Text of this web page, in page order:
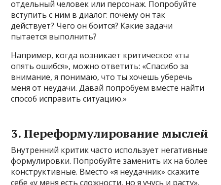
отдельный человек или персонаж. Попробуйте
вступить с ним в диалог: почему он так
действует? Чего он боится? Какие задачи
пытается выполнить?
Например, когда возникает критическое «ты
опять ошибся», можно ответить: «Спасибо за
внимание, я понимаю, что ты хочешь уберечь
меня от неудачи. Давай попробуем вместе найти
способ исправить ситуацию.»
3. Переформулирование мыслей
Внутренний критик часто использует негативные
формулировки. Попробуйте заменить их на более
конструктивные. Вместо «я неудачник» скажите
себе «у меня есть сложности, но я учусь и расту».